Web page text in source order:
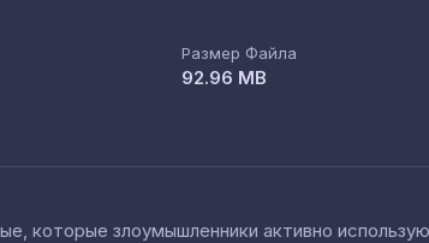
Размер Файла
92.96 MB
которые злоумышленники активно